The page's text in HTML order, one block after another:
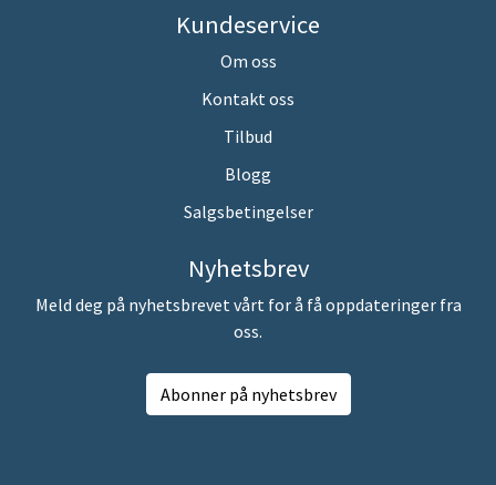
Kundeservice
Om oss
Kontakt oss
Tilbud
Blogg
Salgsbetingelser
Nyhetsbrev
Meld deg på nyhetsbrevet vårt for å få oppdateringer fra
oss.
Abonner på nyhetsbrev